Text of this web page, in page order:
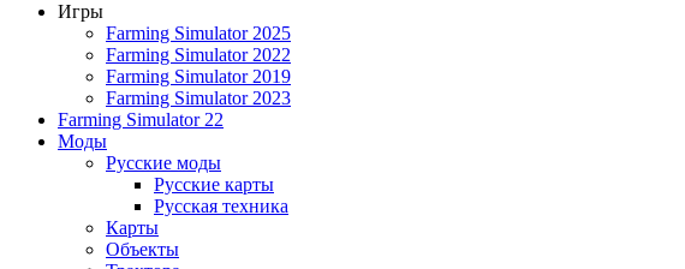
Игры
Farming Simulator 2025
Farming Simulator 2022
Farming Simulator 2019
Farming Simulator 2023
Farming Simulator 22
Моды
Русские моды
Русские карты
Русская техника
Карты
Объекты